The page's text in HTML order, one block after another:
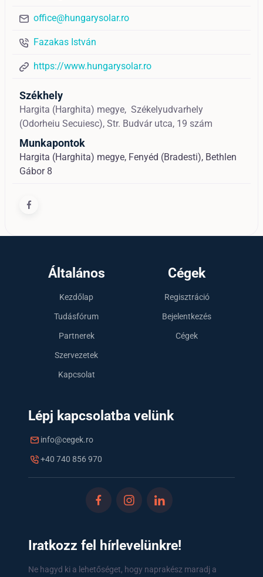
office@hungarysolar.ro
Fazakas István
https://www.hungarysolar.ro
Székhely
Hargita (Harghita) megye, Székelyudvarhely
(Odorheiu Secuiesc), Str. Budvár utca, 19 szám
Munkapontok
Hargita (Harghita) megye, Fenyéd (Bradesti), Bethlen
Gábor 8
Általános
Kezdőlap
Tudásfórum
Partnerek
Szervezetek
Kapcsolat
Cégek
Regisztráció
Bejelentkezés
Cégek
Lépj kapcsolatba velünk
info@cegek.ro
+40 740 856 970
Iratkozz fel hírlevelünkre!
Ne hagyd ki a lehetőséget, hogy naprakész maradj a